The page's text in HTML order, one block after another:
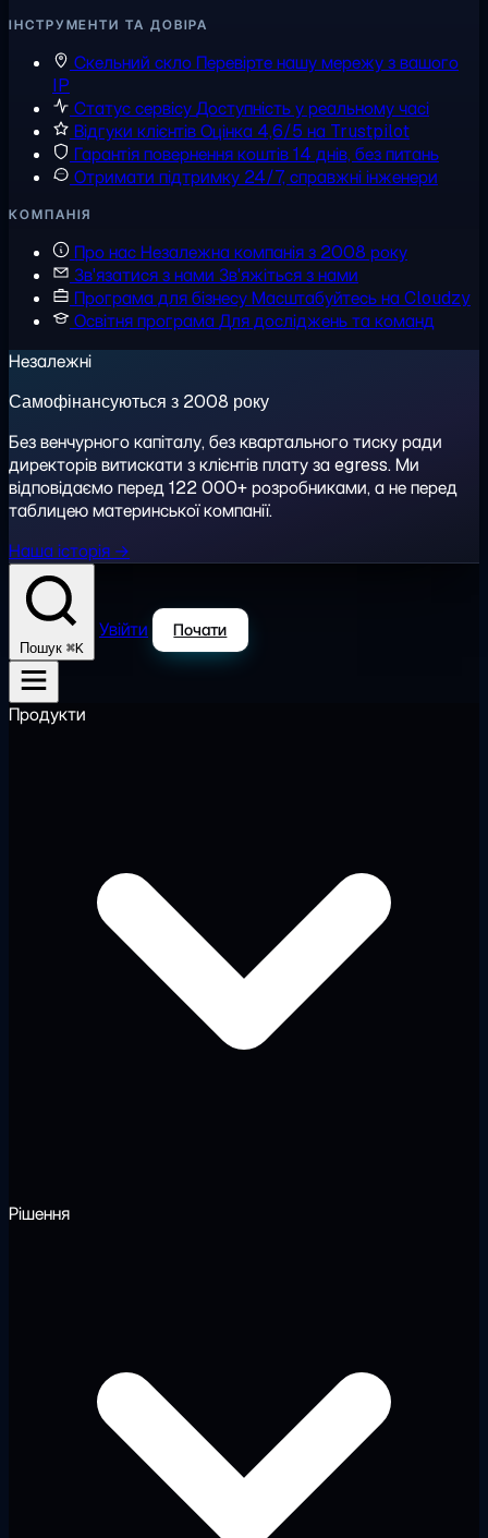
ІНСТРУМЕНТИ ТА ДОВІРА
Скельний скло Перевірте нашу мережу з вашого
IP
Статус сервісуДоступність у реальному часі
Відгуки клієнтівОцінка 4,6/5 на Trustpilot
Гарантія повернення коштів14 днів, без питань
Отримати підтримку 24/7, справжні інженери
КОМПАНІЯ
Про насНезалежна компанія з 2008 року
Зв'язатися з нами Зв'яжіться з нами
Програма для бізнесуМасштабуйтесь на Cloudzy
Освітня програмаДля досліджень та команд
Незалежні
Самофінансуються з 2008 року
Без венчурного капіталу, без квартального тиску ради
директорів витискати з клієнтів плату за egress. Ми
відповідаємо перед 122 000+ розробниками, а не перед
таблицею материнської компанії.
Наша історія →
Пошук ⌘K
Увійти Почати
Продукти
Рішення